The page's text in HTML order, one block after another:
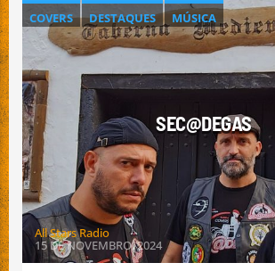
COVERS DESTAQUES
MÚSICA
NACIONAL
PROMOÇÃO DE BANDAS
SEC@DEGAS
All Stars Radio
15 DE NOVEMBRO, 2024